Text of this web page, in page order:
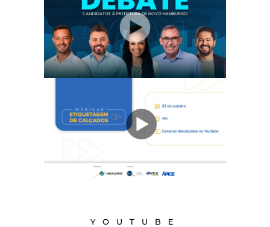
YOUTUBE